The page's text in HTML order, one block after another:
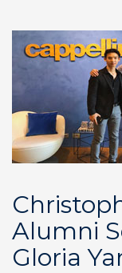
Alumni
Gloria